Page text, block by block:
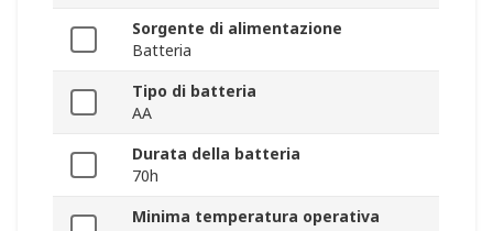
Sorgente di alimentazione
Batteria
Tipo di batteria
AA
Durata della batteria
70h
Minima temperatura operativa